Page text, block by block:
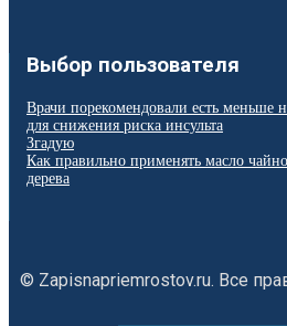
Выбор пользователя
Врачи порекомендовали есть меньше
для снижения риска инсульта
Згадую
Как правильно применять масло
дерева
© Zapisnapriemrostov.ru. Все